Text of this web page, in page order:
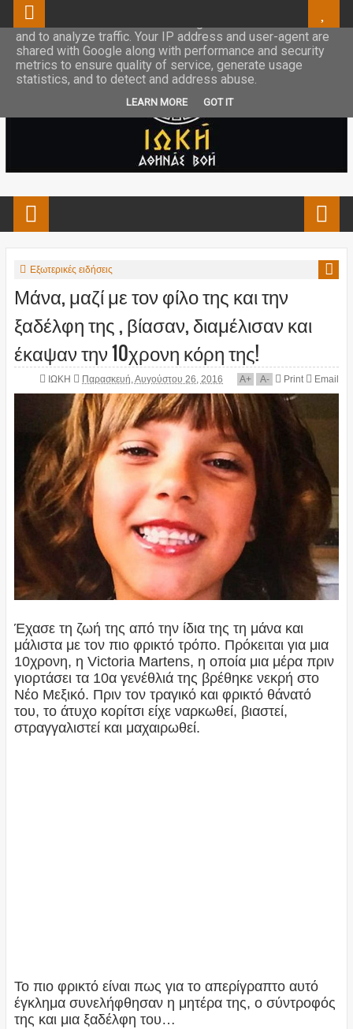
Εξωτερικές ειδήσεις
Μάνα, μαζί με τον φίλο της και την
ξαδέλφη της , βίασαν, διαμέλισαν και
έκαψαν την 10χρονη κόρη της!
ΙΩΚΗ Παρασκευή, Αυγούστου 26, 2016 A+ A- Print Email
Έχασε τη ζωή της από την ίδια της τη μάνα και
μάλιστα με τον πιο φρικτό τρόπο. Πρόκειται για μια
10χρονη, η Victoria Martens, η οποία μια μέρα πριν
γιορτάσει τα 10α γενέθλιά της βρέθηκε νεκρή στο
Νέο Μεξικό. Πριν τον τραγικό και φρικτό θάνατό
του, το άτυχο κορίτσι είχε ναρκωθεί, βιαστεί,
στραγγαλιστεί και μαχαιρωθεί.
Το πιο φρικτό είναι πως για το απερίγραπτο αυτό
έγκλημα συνελήφθησαν η μητέρα της, ο σύντροφός
της και μια ξαδέλφη του…
This site uses cookies from Google to deliver its services
and to analyze traffic. Your IP address and user-agent are
shared with Google along with performance and security
metrics to ensure quality of service, generate usage
statistics, and to detect and address abuse.
LEARN MORE GOT IT